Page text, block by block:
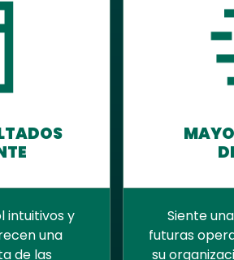
intuitivos y
una
de las
Siente
futuras
su